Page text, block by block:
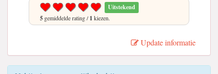
Uitstekend
5 gemiddelde rating /1 kiezen.
Update informatie